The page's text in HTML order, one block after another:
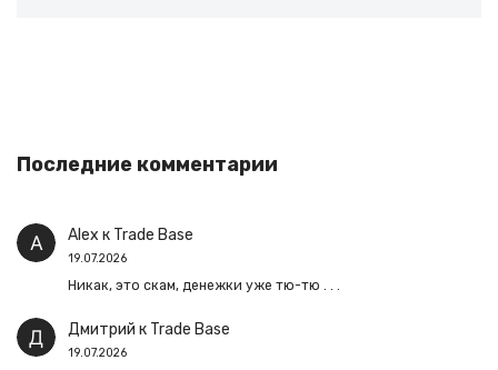
Последние комментарии
Alex к Trade Base
19.07.2026
Никак, это скам, денежки уже тю-тю . . .
Дмитрий к Trade Base
19.07.2026